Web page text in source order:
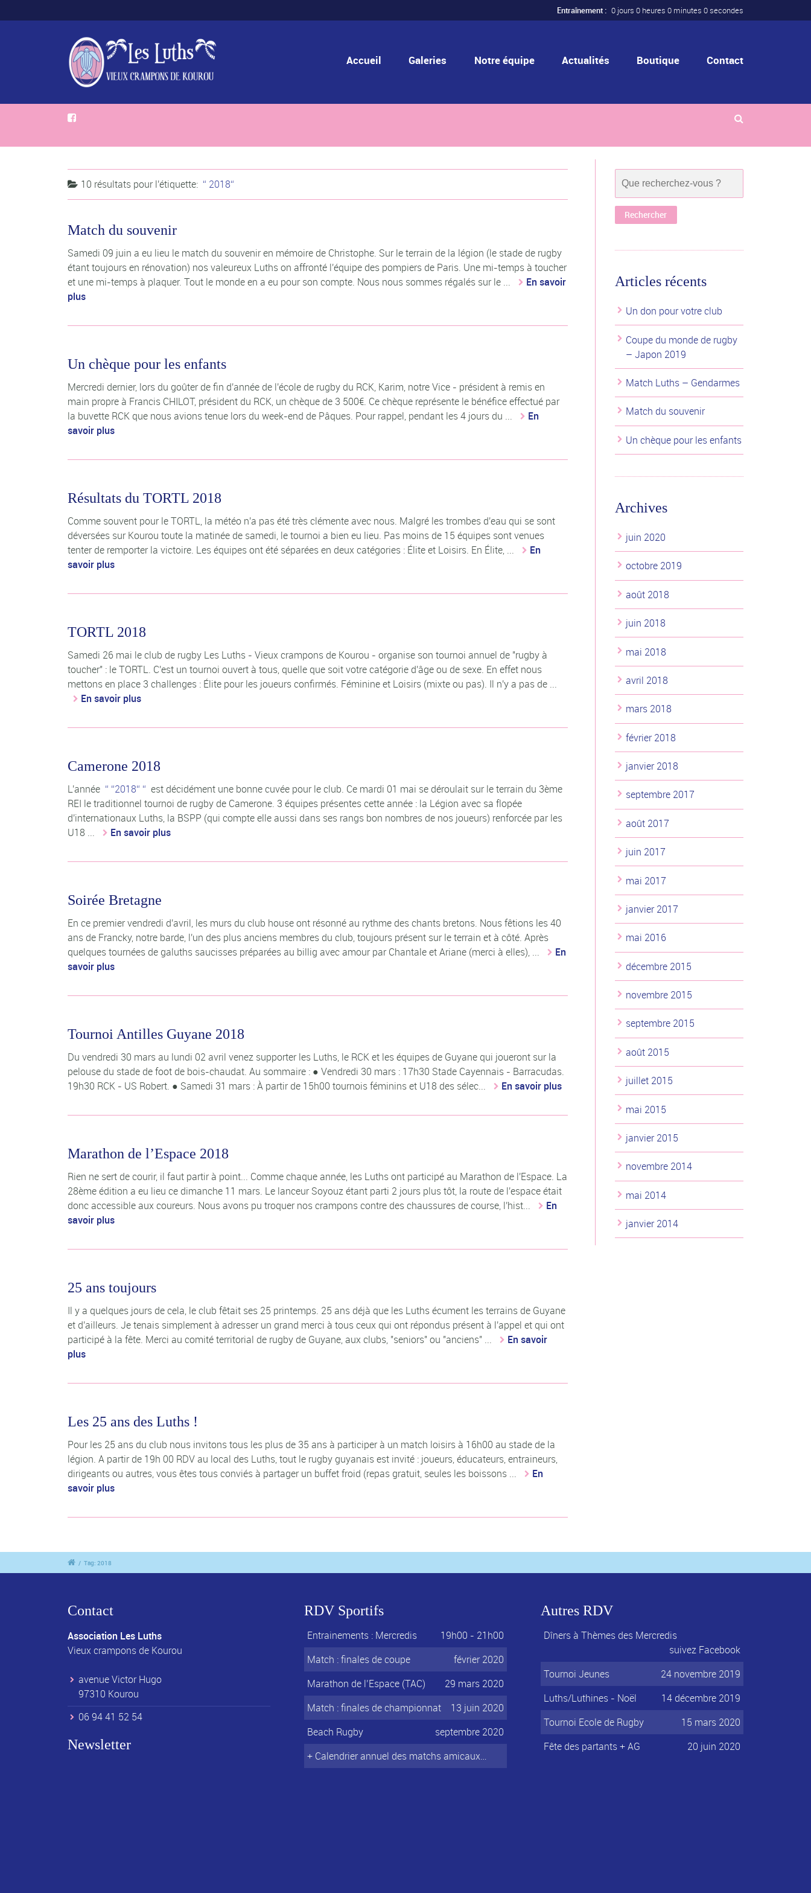
Entraînement : 0 jours 0 heures 0 minutes 0 secondes
Accueil Galeries Notre équipe Actualités Boutique Contact
10 résultats pourl'étiquette: 2018
Match du souvenir
Samedi 09 juin a eu lieu le match du souvenir en mémoire de Christophe. Sur le terrain de la légion (le stade de rugby
étant toujours en rénovation) nos valeureux Luths on affronté l'équipe des pompiers de Paris. Une mi-temps à toucher
et une mi-temps à plaquer. Tout le monde en a eu pour son compte. Nous nous sommes régalés sur le ...
En savoir
plus
Un chèque pour les enfants
Mercredi dernier, lors du goûter de fin d'année de l'école de rugby du RCK, Karim, notre Vice - président à remis en
main propre à Francis CHILOT, président du RCK, un chèque de 3 500€. Ce chèque représente le bénéfice effectué par
la buvette RCK que nous avions tenue lors du week-end de Pâques. Pour rappel, pendant les 4 jours du ...
En
savoir plus
Résultats du TORTL 2018
Comme souvent pour le TORTL, la météo n'a pas été très clémente avec nous. Malgré les trombes d'eau qui se sont
déversées sur Kourou toute la matinée de samedi, le tournoi a bien eu lieu. Pas moins de 15 équipes sont venues
tenter de remporter la victoire. Les équipes ont été séparées en deux catégories : Élite et Loisirs. En Élite, ...
En
savoir plus
TORTL 2018
Samedi 26 mai le club de rugby Les Luths - Vieux crampons de Kourou - organise son tournoi annuel de "rugby à
toucher" : le TORTL. C'est un tournoi ouvert à tous, quelle que soit votre catégorie d'âge ou de sexe. En effet nous
mettons en place 3 challenges : Élite pour les joueurs confirmés. Féminine et Loisirs (mixte ou pas). Il n'y a pas de ...
En savoir plus
Camerone 2018
L'année 2018
est décidément une bonne cuvée pour le club. Ce mardi 01 mai se déroulait sur le terrain du 3ème
REI le traditionnel tournoi de rugby de Camerone. 3 équipes présentes cette année : la Légion avec sa flopée
d'internationaux Luths, la BSPP (qui compte elle aussi dans ses rangs bon nombres de nos joueurs) renforcée par les
U18 ...
En savoir plus
Soirée Bretagne
En ce premier vendredi d'avril, les murs du club house ont résonné au rythme des chants bretons. Nous fêtions les 40
ans de Francky, notre barde, l'un des plus anciens membres du club, toujours présent sur le terrain et à côté. Après
quelques tournées de galuths saucisses préparées au billig avec amour par Chantale et Ariane (merci à elles), ...
En
savoir plus
Tournoi Antilles Guyane 2018
Du vendredi 30 mars au lundi 02 avril venez supporter les Luths, le RCK et les équipes de Guyane qui joueront sur la
pelouse du stade de foot de bois-chaudat. Au sommaire : ● Vendredi 30 mars : 17h30 Stade Cayennais - Barracudas.
19h30 RCK - US Robert. ● Samedi 31 mars : À partir de 15h00 tournois féminins et U18 des sélec...
En savoir plus
Marathon de l’Espace 2018
Rien ne sert de courir, il faut partir à point... Comme chaque année, les Luths ont participé au Marathon de l'Espace. La
28ème édition a eu lieu ce dimanche 11 mars. Le lanceur Soyouz étant parti 2 jours plus tôt, la route de l'espace était
donc accessible aux coureurs. Nous avons pu troquer nos crampons contre des chaussures de course, l'hist...
En
savoir plus
25 ans toujours
Il y a quelques jours de cela, le club fêtait ses 25 printemps. 25 ans déjà que les Luths écument les terrains de Guyane
et d'ailleurs. Je tenais simplement à adresser un grand merci à tous ceux qui ont répondus présent à l'appel et qui ont
participé à la fête. Merci au comité territorial de rugby de Guyane, aux clubs, "seniors" ou "anciens" ...
En savoir
plus
Les 25 ans des Luths !
Pour les 25 ans du club nous invitons tous les plus de 35 ans à participer à un match loisirs à 16h00 au stade de la
légion. A partir de 19h 00 RDV au local des Luths, tout le rugby guyanais est invité : joueurs, éducateurs, entraineurs,
dirigeants ou autres, vous êtes tous conviés à partager un buffet froid (repas gratuit, seules les boissons ...
En
savoir plus
Articles récents
Un don pour votre club
Coupe du monde de rugby
– Japon 2019
Match Luths – Gendarmes
Match du souvenir
Un chèque pour les enfants
Archives
juin 2020
octobre 2019
août 2018
juin 2018
mai 2018
avril 2018
mars 2018
février 2018
janvier 2018
septembre 2017
août 2017
juin 2017
mai 2017
janvier 2017
mai 2016
décembre 2015
novembre 2015
septembre 2015
août 2015
juillet 2015
mai 2015
janvier 2015
novembre 2014
mai 2014
janvier 2014
/ Tag: 2018
Contact
Association Les Luths
Vieux crampons de Kourou
avenue Victor Hugo
97310 Kourou
06 94 41 52 54
Newsletter
RDV Sportifs
Entrainements : Mercredis
19h00 - 21h00
Match : finales de coupe
février 2020
Marathon de l’Espace (TAC)
29 mars 2020
Match : finales de championnat
13 juin 2020
Beach Rugby
septembre 2020
+ Calendrier annuel des matchs amicaux…
Autres RDV
Dîners à Thèmes des Mercredis
suivez Facebook
Tournoi Jeunes
24 novembre 2019
Luths/Luthines - Noël
14 décembre 2019
Tournoi Ecole de Rugby
15 mars 2020
Fête des partants + AG
20 juin 2020